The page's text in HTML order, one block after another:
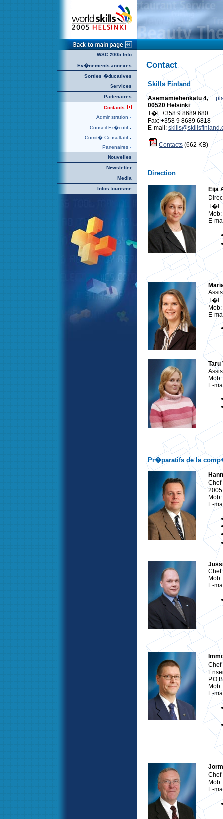
WSC 2005 Info
Ev�nements annexes
Sorties �ducatives
Services
Partenaires
Contacts
Administration
Conseil Ex�cutif
Comit� Consultatif
Partenaires
Nouvelles
Newsletter
Media
Infos tourisme
Contact
Skills Finland
Asemamiehenkatu 4,
00520 Helsinki
T�l: +358 9 8689 680
Fax: +358 9 8689 6818
E-mail:
Contacts (662 KB)
Direction
Eija
T�l:
E-
T�l:
E-
E-
Pr�paratifs de la
Chef
2005
E-
Chef
E-
Chef
E-
E-